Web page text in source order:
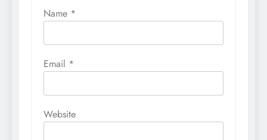
Name *
Email *
Website